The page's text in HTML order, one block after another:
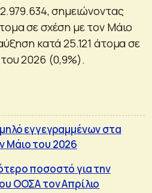
σημειώνοντας
σε σχέση με τον Μάιο
κατά 25.121 άτομα σε
2026 (0,9%).
εγγεγραμμένων στα
Μάιο του 2026
ποσοστό για την
ΟΟΣΑ τον Απρίλιο